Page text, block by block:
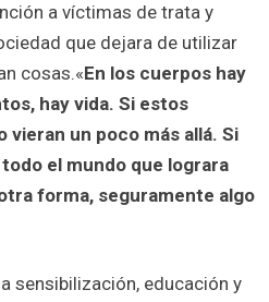
a víctimas de trata y
que dejara de utilizar
cosas.«En los cuerpos hay
hay vida. Si estos
vieran un poco más allá. Si
el mundo que lograra
forma, seguramente algo
sensibilización, educación y